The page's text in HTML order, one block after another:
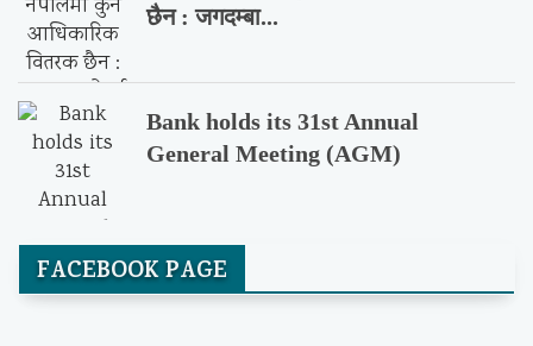
छैन : जगदम्बा...
Bank holds its 31st Annual
General Meeting (AGM)
FACEBOOK PAGE